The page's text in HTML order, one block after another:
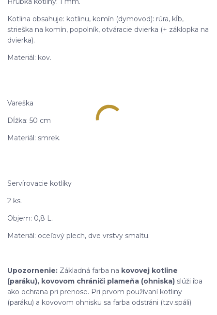
Kotlina obsahuje: kotlinu, komín (dymovod): rúra, kĺb,
strieška na komín, popolník, otváracie dvierka (+ záklopka na
dvierka).
Materiál: kov.
Vareška
Dĺžka: 50 cm
Materiál: smrek.
Servírovacie kotlíky
2 ks.
Objem: 0,8 L.
Materiál: oceľový plech, dve vrstvy smaltu.
Upozornenie: Základná farba na kovovej kotline
(paráku), kovovom chrániči plameňa (ohniska) slúži iba
ako ochrana pri prenose. Pri prvom používaní kotliny
(paráku) a kovovom ohnisku sa farba odstráni (tzv.spáli)